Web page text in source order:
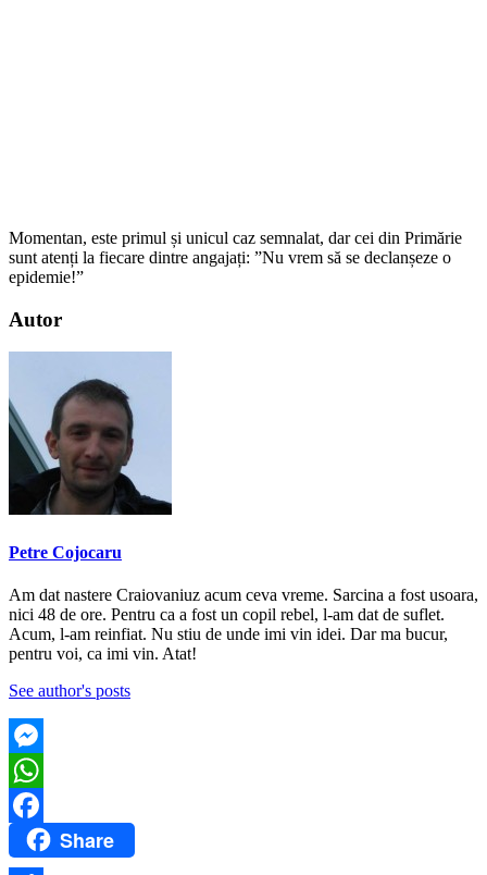
Momentan, este primul și unicul caz semnalat, dar cei din Primărie
sunt atenți la fiecare dintre angajați: ”Nu vrem să se declanșeze o
epidemie!”
Autor
Petre Cojocaru
Am dat nastere Craiovaniuz acum ceva vreme. Sarcina a fost usoara,
nici 48 de ore. Pentru ca a fost un copil rebel, l-am dat de suflet.
Acum, l-am reinfiat. Nu stiu de unde imi vin idei. Dar ma bucur,
pentru voi, ca imi vin. Atat!
See author's posts
Messenger
WhatsApp
FacebookShare